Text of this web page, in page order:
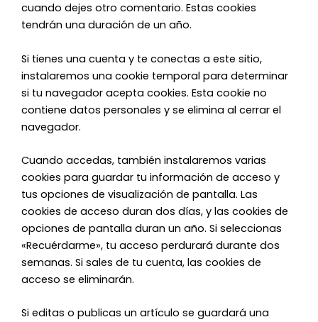
cuando dejes otro comentario. Estas cookies
tendrán una duración de un año.
Si tienes una cuenta y te conectas a este sitio,
instalaremos una cookie temporal para determinar
si tu navegador acepta cookies. Esta cookie no
contiene datos personales y se elimina al cerrar el
navegador.
Cuando accedas, también instalaremos varias
cookies para guardar tu información de acceso y
tus opciones de visualización de pantalla. Las
cookies de acceso duran dos días, y las cookies de
opciones de pantalla duran un año. Si seleccionas
«Recuérdarme», tu acceso perdurará durante dos
semanas. Si sales de tu cuenta, las cookies de
acceso se eliminarán.
Si editas o publicas un artículo se guardará una